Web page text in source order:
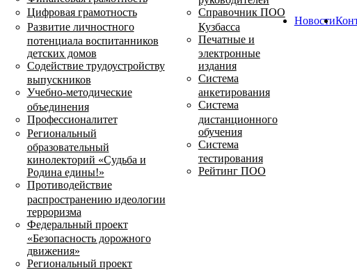
Цифровая грамотность
Развитие личностного
потенциала воспитанников
детских домов
Содействие трудоустройству
выпускников
Учебно-методические
объединения
Профессионалитет
Региональный
образовательный
кинолекторий «Судьба и
Родина едины!»
Противодействие
распространению идеологии
терроризма
Федеральный проект
«Безопасность дорожного
движения»
Региональный проект
Справочник ПОО
Кузбасса
Печатные и
электронные
издания
Система
анкетирования
Система
дистанционного
обучения
Система
тестирования
Рейтинг ПОО
Новости